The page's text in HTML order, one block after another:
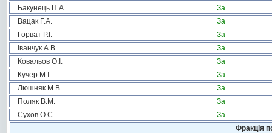
Бакунець П.А.
За
Вацак Г.А.
За
Горват Р.І.
За
Іванчук А.В.
За
Ковальов О.І.
За
Кучер М.І.
За
Люшняк М.В.
За
Поляк В.М.
За
Сухов О.С.
За
Фракція